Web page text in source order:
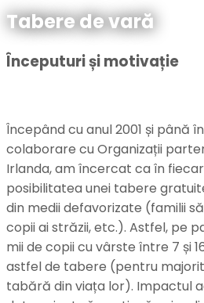
Tabere de vară
Începuturi și motivație
Începând cu anul 2001 și până
colaborare cu Organizații
Irlanda, am încercat ca în
posibilitatea unei tabere
din medii defavorizate (familii
copii ai străzii, etc.). Astfel, pe
mii de copii cu vârste între 7 și
astfel de tabere (pentru
tabără din viața lor). Impactul